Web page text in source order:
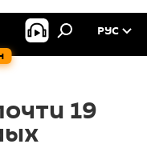
РУС
19